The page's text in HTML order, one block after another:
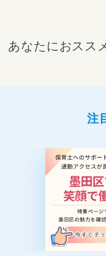
あなたにおスス
注